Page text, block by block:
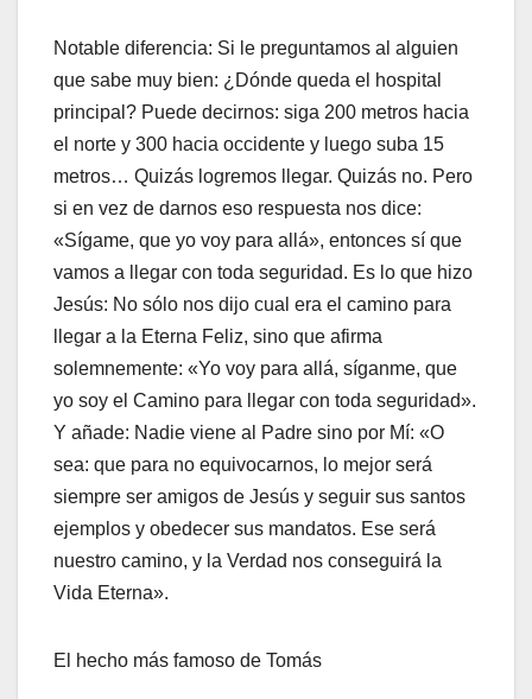
Notable diferencia: Si le preguntamos al alguien
que sabe muy bien: ¿Dónde queda el hospital
principal? Puede decirnos: siga 200 metros hacia
el norte y 300 hacia occidente y luego suba 15
metros… Quizás logremos llegar. Quizás no. Pero
si en vez de darnos eso respuesta nos dice:
«Sígame, que yo voy para allá», entonces sí que
vamos a llegar con toda seguridad. Es lo que hizo
Jesús: No sólo nos dijo cual era el camino para
llegar a la Eterna Feliz, sino que afirma
solemnemente: «Yo voy para allá, síganme, que
yo soy el Camino para llegar con toda seguridad».
Y añade: Nadie viene al Padre sino por Mí: «O
sea: que para no equivocarnos, lo mejor será
siempre ser amigos de Jesús y seguir sus santos
ejemplos y obedecer sus mandatos. Ese será
nuestro camino, y la Verdad nos conseguirá la
Vida Eterna».
El hecho más famoso de Tomás